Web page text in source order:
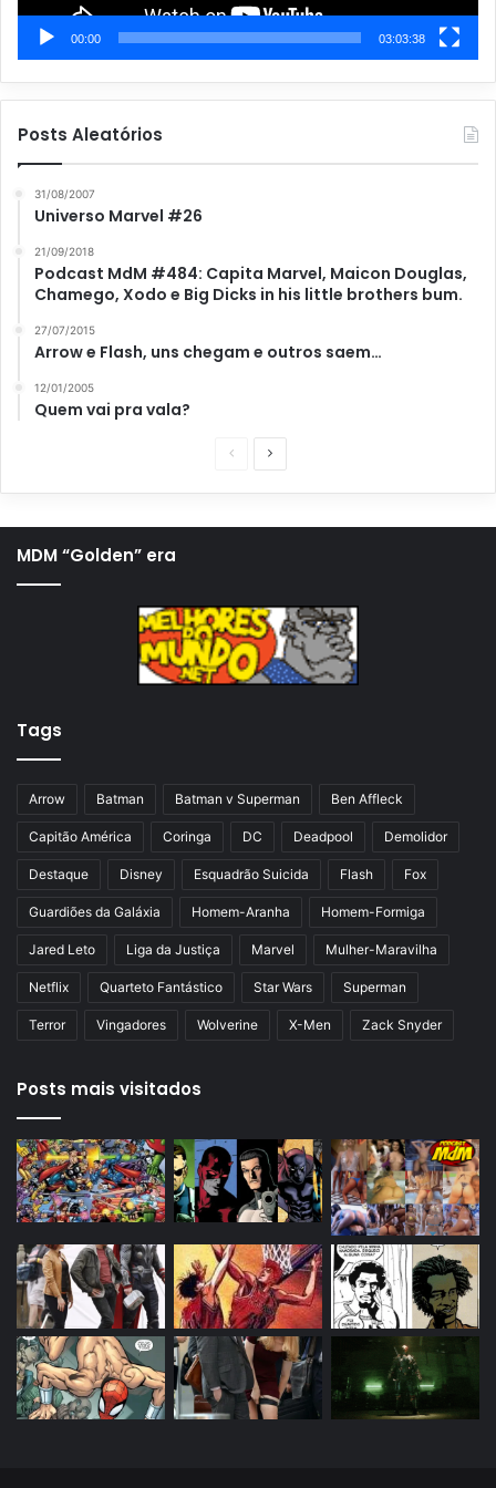
00:00 03:03:38
Posts Aleatórios
31/08/2007
Universo Marvel #26
21/09/2018
Podcast MdM #484: Capita Marvel, Maicon Douglas,
Chamego, Xodo e Big Dicks in his little brothers bum.
27/07/2015
Arrow e Flash, uns chegam e outros saem…
12/01/2005
Quem vai pra vala?
a
a
n
m
a
p
n
MDM “Golden” era
Tags
Arrow Batman Batman v Superman Ben Affleck
Capitão América Coringa DC Deadpool Demolidor
Destaque Disney Esquadrão Suicida Flash Fox
Guardiões da Galáxia Homem-Aranha Homem-Formiga
Jared Leto Liga da Justiça Marvel Mulher-Maravilha
Netflix Quarteto Fantástico Star Wars Superman
Terror Vingadores Wolverine X-Men Zack Snyder
Posts mais visitados